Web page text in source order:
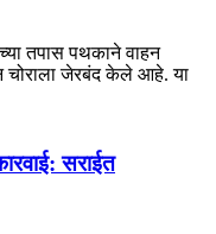
तपास पथकाने वाहन
चोराला जेरबंद केले आहे. या
सराईत